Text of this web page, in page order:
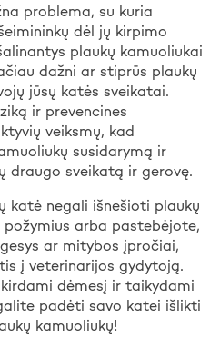
problema, su kuria
dėl jų kirpimo
plaukų kamuoliukai
dažni ar stiprūs plaukų
jūsų katės sveikatai.
ir prevencines
veiksmų, kad
susidarymą ir
draugo sveikatą ir gerovę.
katė negali išnešioti plaukų
arba pastebėjote,
ar mitybos įpročiai,
į veterinarijos gydytoją.
dėmesį ir taikydami
padėti savo katei išlikti
kamuoliukų!